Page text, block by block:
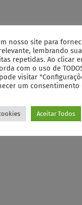
nosso site para
lembrando
repetidas. Ao clicar
com o uso de
visitar
um
Aceitar Todos